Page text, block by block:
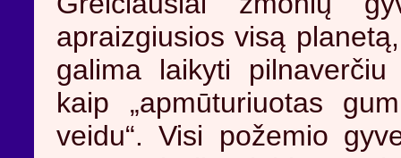
apraizgiusios visą
galima laikyti
kaip „apmūturiuotas
veidu“. Visi požemio